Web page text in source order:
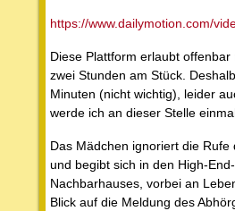
https://www.dailymotion.com/
Diese Plattform erlaubt
zwei Stunden am Stück.
Minuten (nicht wichtig), leider
werde ich an dieser Stelle
Das Mädchen ignoriert die
und begibt sich in den High-
Nachbarhauses, vorbei an
Blick auf die Meldung des